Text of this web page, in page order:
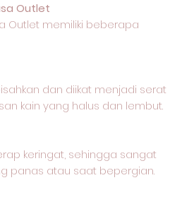
Outlet
Outlet memiliki beberapa
dan diikat menjadi serat
kain yang halus dan lembut.
keringat, sehingga sangat
panas atau saat bepergian.